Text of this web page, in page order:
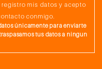
mis datos y acepto
conmigo.
únicamente para enviarte
tus datos a ningun